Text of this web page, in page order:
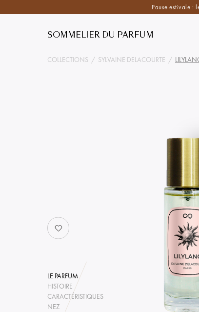
Pause estivale :
SOMMELIER DU PARFUM
COLLECTIONS / SYLVAINE DELACOURTE /
LE PARFUM
HISTOIRE
CARACTÉRISTIQUES
NEZ